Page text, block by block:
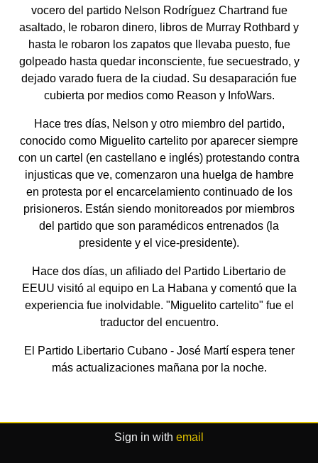
vocero del partido Nelson Rodríguez Chartrand fue
asaltado, le robaron dinero, libros de Murray Rothbard y
hasta le robaron los zapatos que llevaba puesto, fue
golpeado hasta quedar inconsciente, fue secuestrado, y
dejado varado fuera de la ciudad. Su desaparación fue
cubierta por medios como Reason y InfoWars.
Hace tres días, Nelson y otro miembro del partido,
conocido como Miguelito cartelito por aparecer siempre
con un cartel (en castellano e inglés) protestando contra
injusticas que ve, comenzaron una huelga de hambre
en protesta por el encarcelamiento continuado de los
prisioneros. Están siendo monitoreados por miembros
del partido que son paramédicos entrenados (la
presidente y el vice-presidente).
Hace dos días, un afiliado del Partido Libertario de
EEUU visitó al equipo en La Habana y comentó que la
experiencia fue inolvidable. "Miguelito cartelito" fue el
traductor del encuentro.
El Partido Libertario Cubano - José Martí espera tener
más actualizaciones mañana por la noche.
Sign in with email